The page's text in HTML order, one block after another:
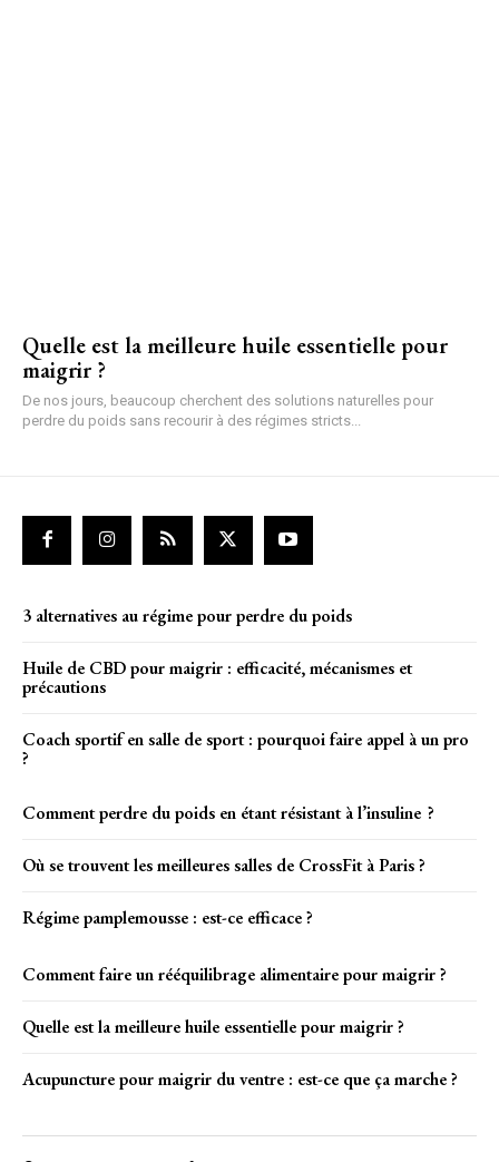
Quelle est la meilleure huile essentielle pour
maigrir ?
De nos jours, beaucoup cherchent des solutions naturelles pour
perdre du poids sans recourir à des régimes stricts...
3 alternatives au régime pour perdre du poids
Huile de CBD pour maigrir : efficacité, mécanismes et
précautions
Coach sportif en salle de sport : pourquoi faire appel à un pro
?
Comment perdre du poids en étant résistant à l’insuline ?
Où se trouvent les meilleures salles de CrossFit à Paris ?
Régime pamplemousse : est-ce efficace ?
Comment faire un rééquilibrage alimentaire pour maigrir ?
Quelle est la meilleure huile essentielle pour maigrir ?
Acupuncture pour maigrir du ventre : est-ce que ça marche ?